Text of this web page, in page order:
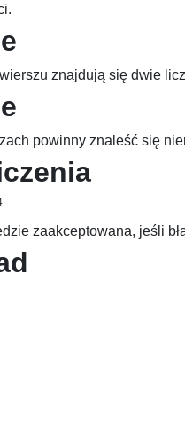
znajdują się dwie
powinny znaleść się
zaakceptowana, jeśli